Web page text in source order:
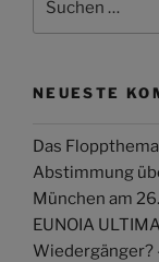
NEUESTE
Das
Abstimmung
München am
EUNOIA ULTIMA
Wiedergänger?